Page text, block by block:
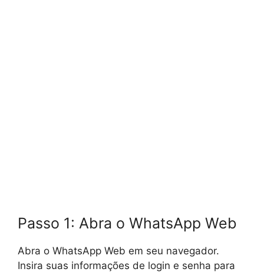
Passo 1: Abra o WhatsApp Web
Abra o WhatsApp Web em seu navegador.
Insira suas informações de login e senha para